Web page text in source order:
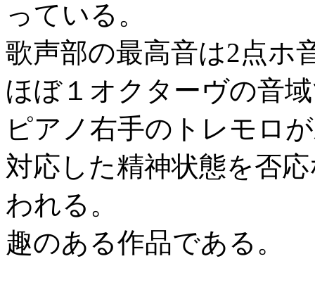
っている。
歌声部の最高音は2点ホ
ほぼ１オクターヴの音
ピアノ右手のトレモロ
対応した精神状態を否
われる。
趣のある作品である。